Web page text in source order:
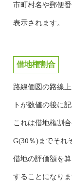
市町村名や郵便
表示されます。
借地権割合
路線価図の路線
トが数値の後に
これは借地権割
G(30％)までそれ
借地の評価額を
することになりま